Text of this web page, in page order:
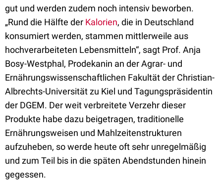
gut und werden zudem noch intensiv beworben.
„Rund die Hälfte der Kalorien, die in Deutschland
konsumiert werden, stammen mittlerweile aus
hochverarbeiteten Lebensmitteln“, sagt Prof. Anja
Bosy-Westphal, Prodekanin an der Agrar- und
Ernährungswissenschaftlichen Fakultät der Christian-
Albrechts-Universität zu Kiel und Tagungspräsidentin
der DGEM. Der weit verbreitete Verzehr dieser
Produkte habe dazu beigetragen, traditionelle
Ernährungsweisen und Mahlzeitenstrukturen
aufzuheben, so werde heute oft sehr unregelmäßig
und zum Teil bis in die späten Abendstunden hinein
gegessen.